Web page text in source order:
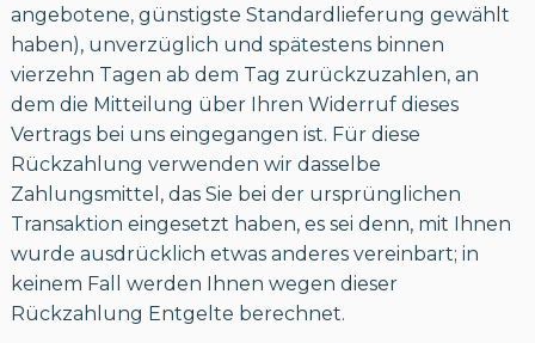
angebotene, günstigste Standardlieferung gewählt
haben), unverzüglich und spätestens binnen
vierzehn Tagen ab dem Tag zurückzuzahlen, an
dem die Mitteilung über Ihren Widerruf dieses
Vertrags bei uns eingegangen ist. Für diese
Rückzahlung verwenden wir dasselbe
Zahlungsmittel, das Sie bei der ursprünglichen
Transaktion eingesetzt haben, es sei denn, mit Ihnen
wurde ausdrücklich etwas anderes vereinbart; in
keinem Fall werden Ihnen wegen dieser
Rückzahlung Entgelte berechnet.